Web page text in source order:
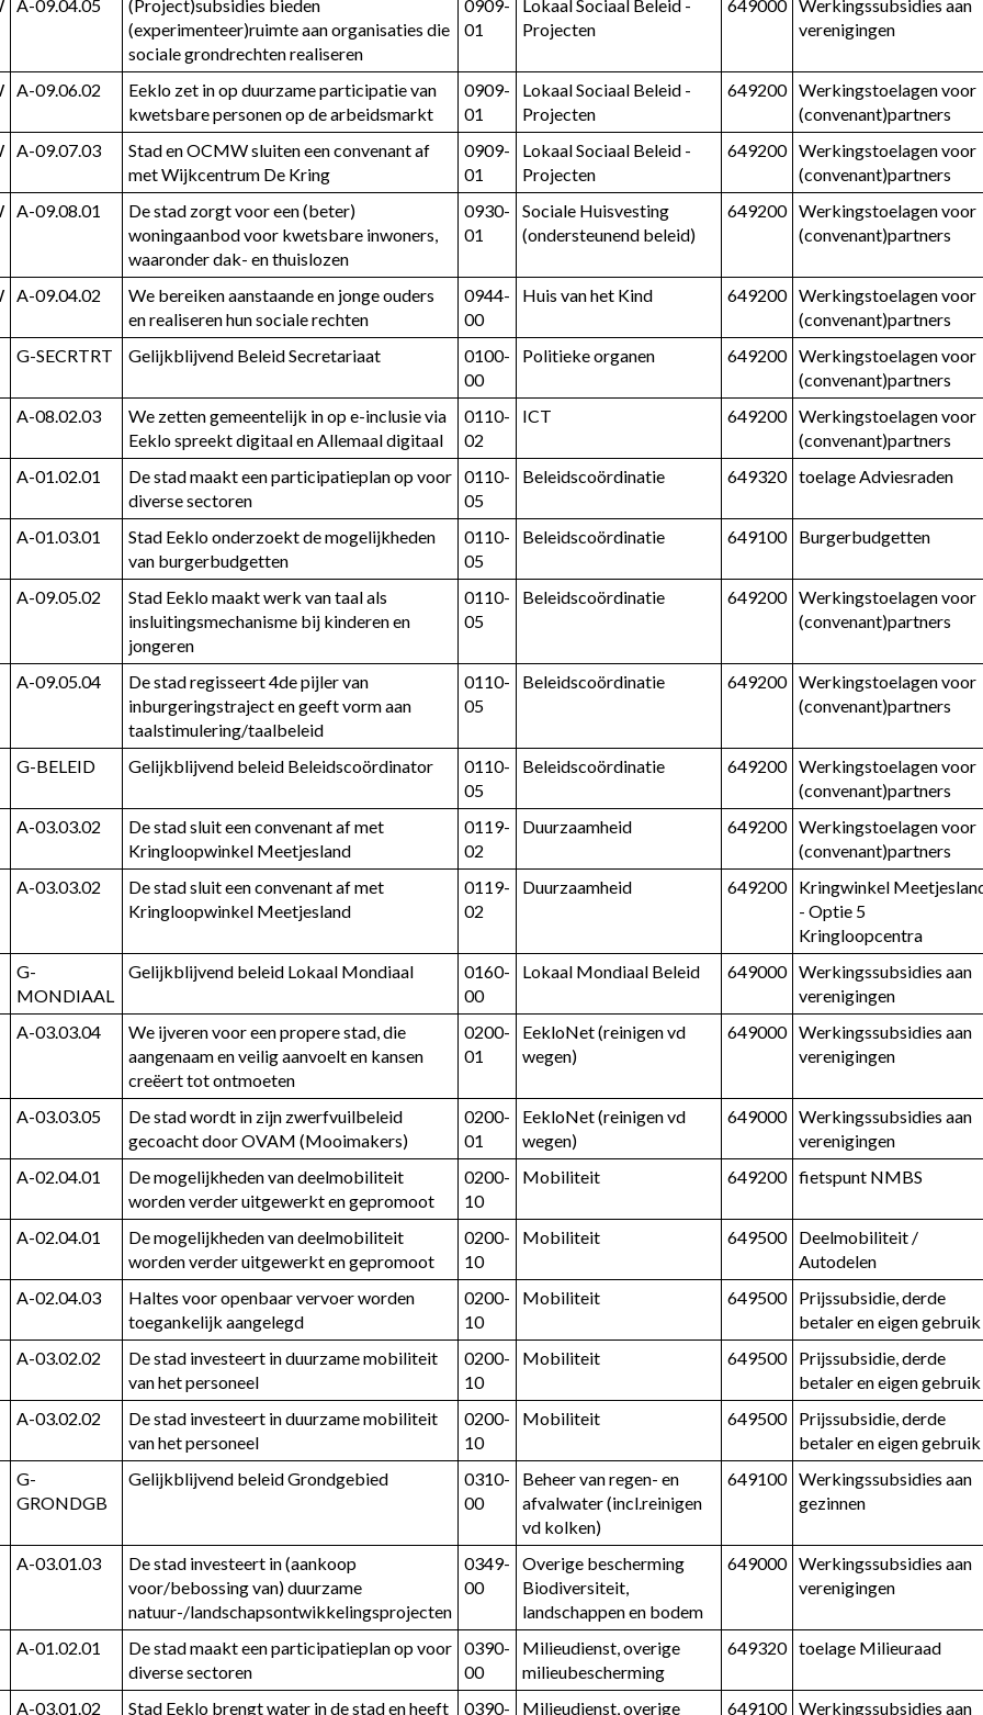
A-09.04.05
(Project)subsidies bieden
(experimenteer)ruimte aan organisaties die
sociale grondrechten realiseren
0909-
01
Lokaal Sociaal Beleid -
Projecten
649000 Werkingssubsidies aan
verenigingen
A-09.06.02
Eeklo zet in op duurzame participatie van
kwetsbare personen op de arbeidsmarkt
0909-
01
Lokaal Sociaal Beleid -
Projecten
649200 Werkingstoelagen voor
(convenant)partners
A-09.07.03
Stad en OCMW sluiten een convenant af
met Wijkcentrum De Kring
0909-
01
Lokaal Sociaal Beleid -
Projecten
649200 Werkingstoelagen voor
(convenant)partners
A-09.08.01
De stad zorgt voor een (beter)
woningaanbod voor kwetsbare inwoners,
waaronder dak- en thuislozen
0930-
01
Sociale Huisvesting
(ondersteunend beleid)
649200 Werkingstoelagen voor
(convenant)partners
A-09.04.02
We bereiken aanstaande en jonge ouders
en realiseren hun sociale rechten
0944-
00
Huis van het Kind 649200 Werkingstoelagen voor
(convenant)partners
G-SECRTRT Gelijkblijvend Beleid Secretariaat
0100-
00
Politieke organen 649200 Werkingstoelagen voor
(convenant)partners
A-08.02.03
We zetten gemeentelijk in op e-inclusie via
Eeklo spreekt digitaal en Allemaal digitaal
0110-
02
ICT 649200 Werkingstoelagen voor
(convenant)partners
A-01.02.01
De stad maakt een participatieplan op voor
diverse sectoren
0110-
05
Beleidscoördinatie 649320 toelage Adviesraden
A-01.03.01
Stad Eeklo onderzoekt de mogelijkheden
van burgerbudgetten
0110-
05
Beleidscoördinatie 649100 Burgerbudgetten
A-09.05.02
Stad Eeklo maakt werk van taal als
insluitingsmechanisme bij kinderen en
jongeren
0110-
05
Beleidscoördinatie 649200 Werkingstoelagen voor
(convenant)partners
A-09.05.04
De stad regisseert 4de pijler van
inburgeringstraject en geeft vorm aan
taalstimulering/taalbeleid
0110-
05
Beleidscoördinatie 649200 Werkingstoelagen voor
(convenant)partners
G-BELEID Gelijkblijvend beleid Beleidscoördinator
0110-
05
Beleidscoördinatie 649200 Werkingstoelagen voor
(convenant)partners
A-03.03.02
De stad sluit een convenant af met
Kringloopwinkel Meetjesland
0119-
02
Duurzaamheid 649200 Werkingstoelagen voor
(convenant)partners
A-03.03.02
De stad sluit een convenant af met
Kringloopwinkel Meetjesland
0119-
02
Duurzaamheid 649200
Kringwinkel
- Optie 5
Kringloopcentra
G-
MONDIAAL
Gelijkblijvend beleid Lokaal Mondiaal
0160-
00
Lokaal Mondiaal Beleid 649000 Werkingssubsidies aan
verenigingen
A-03.03.04
We ijveren voor een propere stad, die
aangenaam en veilig aanvoelt en kansen
creëert tot ontmoeten
0200-
01
EekloNet (reinigen vd
wegen)
649000 Werkingssubsidies aan
verenigingen
A-03.03.05
De stad wordt in zijn zwerfvuilbeleid
gecoacht door OVAM (Mooimakers)
0200-
01
EekloNet (reinigen vd
wegen)
649000 Werkingssubsidies aan
verenigingen
A-02.04.01
De mogelijkheden van deelmobiliteit
worden verder uitgewerkt en gepromoot
0200-
10
Mobiliteit 649200 fietspunt NMBS
A-02.04.01
De mogelijkheden van deelmobiliteit
worden verder uitgewerkt en gepromoot
0200-
10
Mobiliteit 649500
Deelmobiliteit /
Autodelen
A-02.04.03
Haltes voor openbaar vervoer worden
toegankelijk aangelegd
0200-
10
Mobiliteit 649500
Prijssubsidie, derde
betaler en eigen gebruik
A-03.02.02
De stad investeert in duurzame mobiliteit
van het personeel
0200-
10
Mobiliteit 649500
Prijssubsidie, derde
betaler en eigen gebruik
A-03.02.02
De stad investeert in duurzame mobiliteit
van het personeel
0200-
10
Mobiliteit 649500
Prijssubsidie, derde
betaler en eigen gebruik
G-
GRONDGB
Gelijkblijvend beleid Grondgebied
0310-
00
Beheer van regen- en
afvalwater (incl.reinigen
vd kolken)
649100 Werkingssubsidies aan
gezinnen
A-03.01.03
De stad investeert in (aankoop
voor/bebossing van) duurzame
natuur-/landschapsontwikkelingsprojecten
0349-
00
Overige bescherming
Biodiversiteit,
landschappen en bodem
649000 Werkingssubsidies aan
verenigingen
A-01.02.01
De stad maakt een participatieplan op voor
diverse sectoren
0390-
00
Milieudienst, overige
milieubescherming
649320 toelage Milieuraad
A-03.01.02 Stad Eeklo brengt water in de stad en heeft 0390- Milieudienst, overige 649100 Werkingssubsidies aan